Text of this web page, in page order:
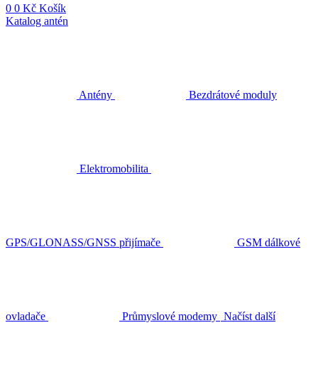
0 0 Kč Košík
Katalog antén
Antény Bezdrátové moduly
Elektromobilita
GPS/GLONASS/GNSS přijímače GSM dálkové
ovladače Průmyslové modemy Načíst další